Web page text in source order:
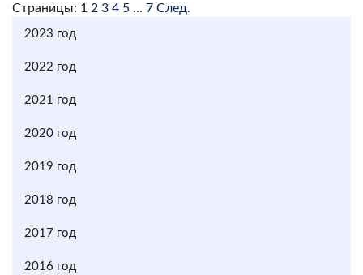
Страницы: 1 2 3 4 5 ... 7 След.
2023 год
2022 год
2021 год
2020 год
2019 год
2018 год
2017 год
2016 год